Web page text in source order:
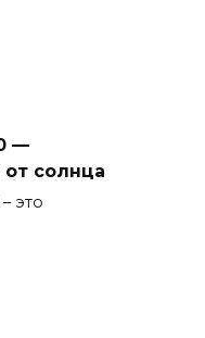
—
солнца
это